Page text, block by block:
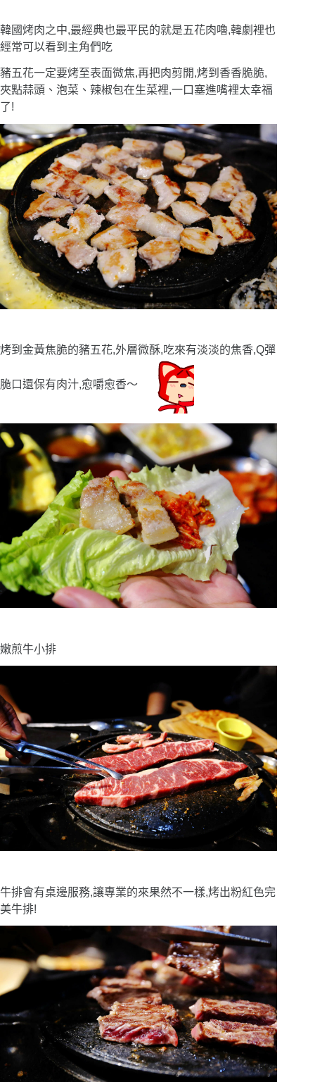
韓國烤肉之中,最經典也最平民的就是五花肉嚕,韓劇裡也
經常可以看到主角們吃
豬五花一定要烤至表面微焦,再把肉剪開,烤到香香脆脆,
夾點蒜頭、泡菜、辣椒包在生菜裡,一口塞進嘴裡太幸福
了!
烤到金黃焦脆的豬五花,外層微酥,吃來有淡淡的焦香,Q彈
脆口還保有肉汁,愈嚼愈香〜
嫩煎牛小排
牛排會有桌邊服務,讓專業的來果然不一樣,烤出粉紅色完
美牛排!